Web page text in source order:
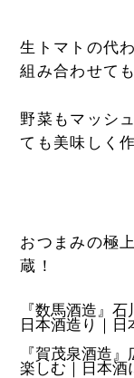
生トマトの代
組み合わせて
野菜もマッシ
ても美味しく
おつまみの極
蔵！
『数馬酒造』
日本酒造り｜
『賀茂泉酒造
楽しむ｜日本酒